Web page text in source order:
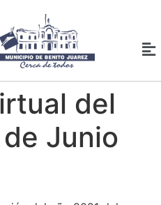
del
de Junio